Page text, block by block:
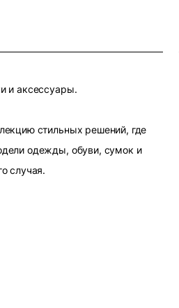
и аксессуары.
стильных решений, где
одежды, обуви, сумок и
случая.